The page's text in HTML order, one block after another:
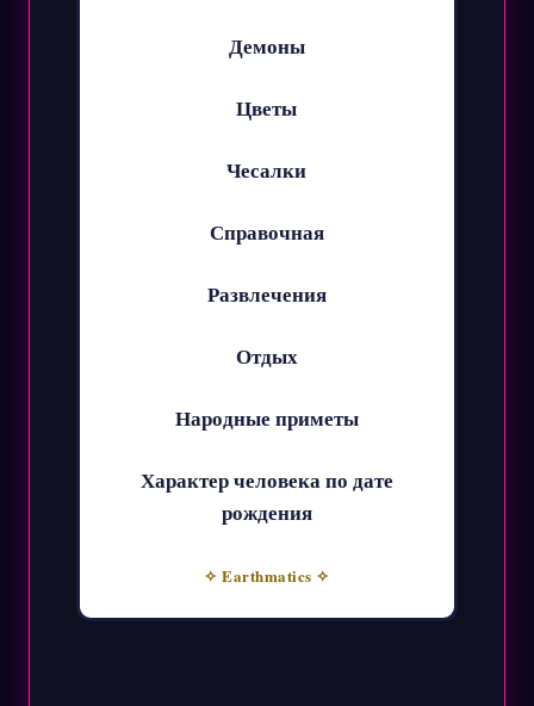
Демоны
Цветы
Чесалки
Справочная
Развлечения
Отдых
Народные приметы
Характер человека по дате
рождения
✧ Earthmatics ✧